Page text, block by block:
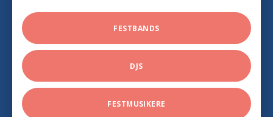
FESTBANDS
DJS
FESTMUSIKERE